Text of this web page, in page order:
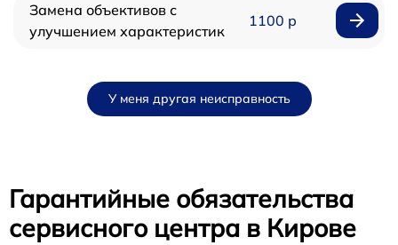
Замена объективов с
улучшением характеристик
1100 р
У меня другая неисправность
Гарантийные обязательства
сервисного центра в Кирове